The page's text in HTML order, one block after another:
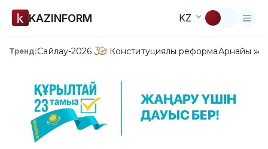
KAZINFORM KZ
Тренд:Сайлау-2026 Конституциялық реформаАрнайы